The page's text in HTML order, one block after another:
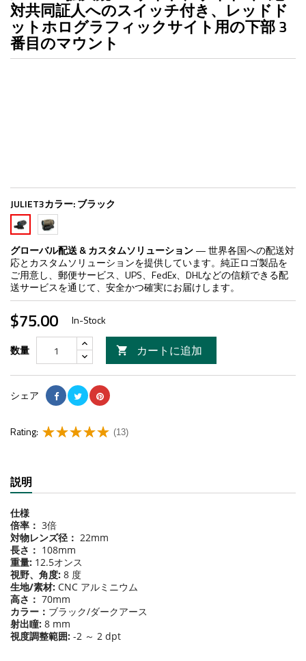
対共同証人へのスイッチ付き、レッドド
ットホログラフィックサイト用の下部 3
番目のマウント
JULIET3カラー:ブラック
ブ
ラ
ッ
ク
FDE
グローバル配送 & カスタムソリューション— 世界各国への配送対
応とカスタムソリューションを提供しています。純正ロゴ製品を
ご用意し、郵便サービス、UPS、FedEx、DHLなどの信頼できる配
送サービスを通じて、安全かつ確実にお届けします。
$75.00 In-Stock
数量  カートに追加
シェア
Rating: (13)
説明
仕様
倍率： 3倍
対物レンズ径： 22mm
長さ： 108mm
重量: 12.5オンス
視野、角度: 8 度
生地/素材: CNC アルミニウム
高さ： 70mm
カラー： ブラック/ダークアース
射出瞳: 8 mm
視度調整範囲: -2 ～ 2 dpt